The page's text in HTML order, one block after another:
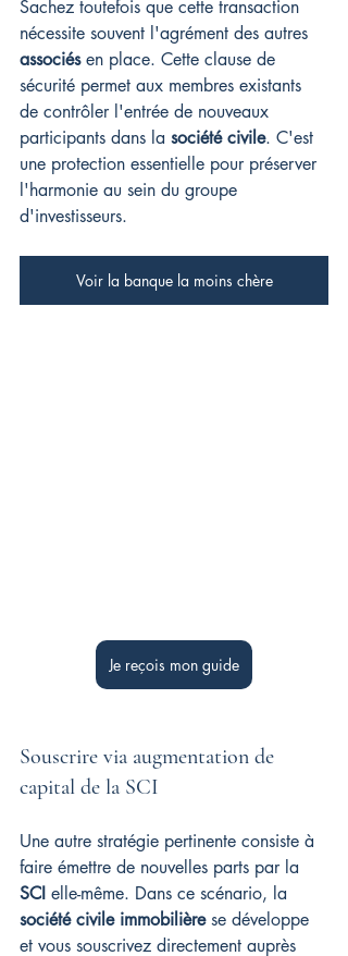
Sachez toutefois que cette transaction
nécessite souvent l'agrément des autres
associés en place. Cette clause de
sécurité permet aux membres existants
de contrôler l'entrée de nouveaux
participants dans la société civile. C'est
une protection essentielle pour préserver
l'harmonie au sein du groupe
d'investisseurs.
Voir la banque la moins chère
Je reçois mon guide
Souscrire via augmentation de
capital de la SCI
Une autre stratégie pertinente consiste à
faire émettre de nouvelles parts par la
SCI elle-même. Dans ce scénario, la
société civile immobilière se développe
et vous souscrivez directement auprès